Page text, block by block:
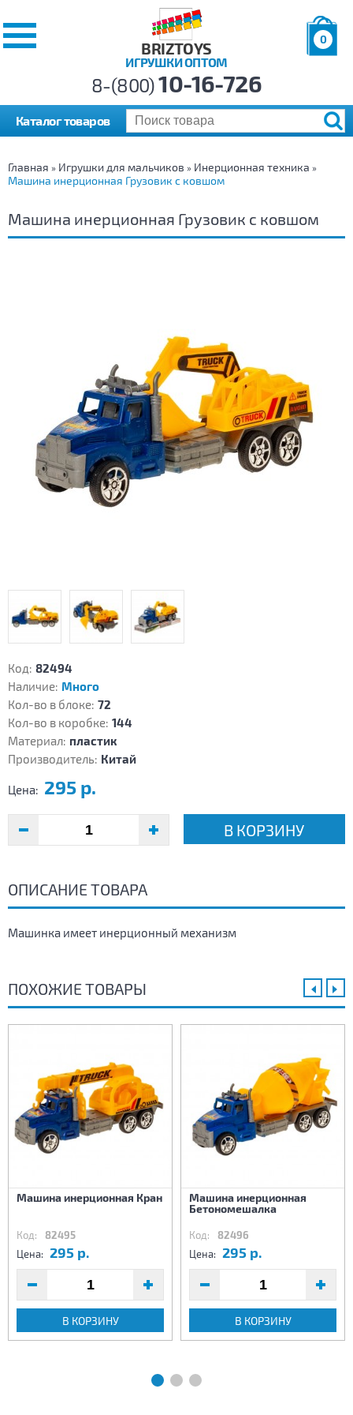
BRIZTOYS
ИГРУШКИ ОПТОМ
0
р.
8-(800)10-16-726
Каталог товаров
Главная » Игрушки для мальчиков » Инерционная техника »
Машина инерционная Грузовик с ковшом
Машина инерционная Грузовик с ковшом
Код: 82494
Наличие: Много
Кол-во в блоке: 72
Кол-во в коробке: 144
Материал: пластик
Производитель: Китай
Цена: 295 р.
В КОРЗИНУ
ОПИСАНИЕ ТОВАРА
Машинка имеет инерционный механизм
ПОХОЖИЕ ТОВАРЫ
Машина инерционная Кран
Код: 82495
Цена: 295 р.
В КОРЗИНУ
Машина инерционная
Бетономешалка
Код: 82496
Цена: 295 р.
В КОРЗИНУ